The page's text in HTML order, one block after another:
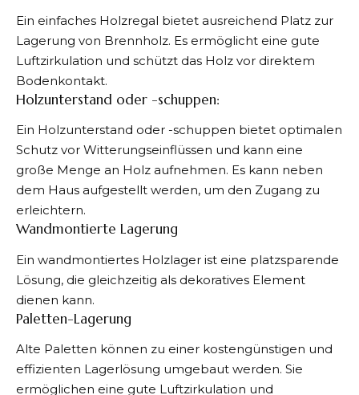
Ein einfaches Holzregal bietet ausreichend Platz zur
Lagerung von Brennholz. Es ermöglicht eine gute
Luftzirkulation und schützt das Holz vor direktem
Bodenkontakt.
Holzunterstand oder -schuppen:
Ein Holzunterstand oder -schuppen bietet optimalen
Schutz vor Witterungseinflüssen und kann eine
große Menge an Holz aufnehmen. Es kann neben
dem Haus aufgestellt werden, um den Zugang zu
erleichtern.
Wandmontierte Lagerung
Ein wandmontiertes Holzlager ist eine platzsparende
Lösung, die gleichzeitig als dekoratives Element
dienen kann.
Paletten-Lagerung
Alte Paletten können zu einer kostengünstigen und
effizienten Lagerlösung umgebaut werden. Sie
ermöglichen eine gute Luftzirkulation und